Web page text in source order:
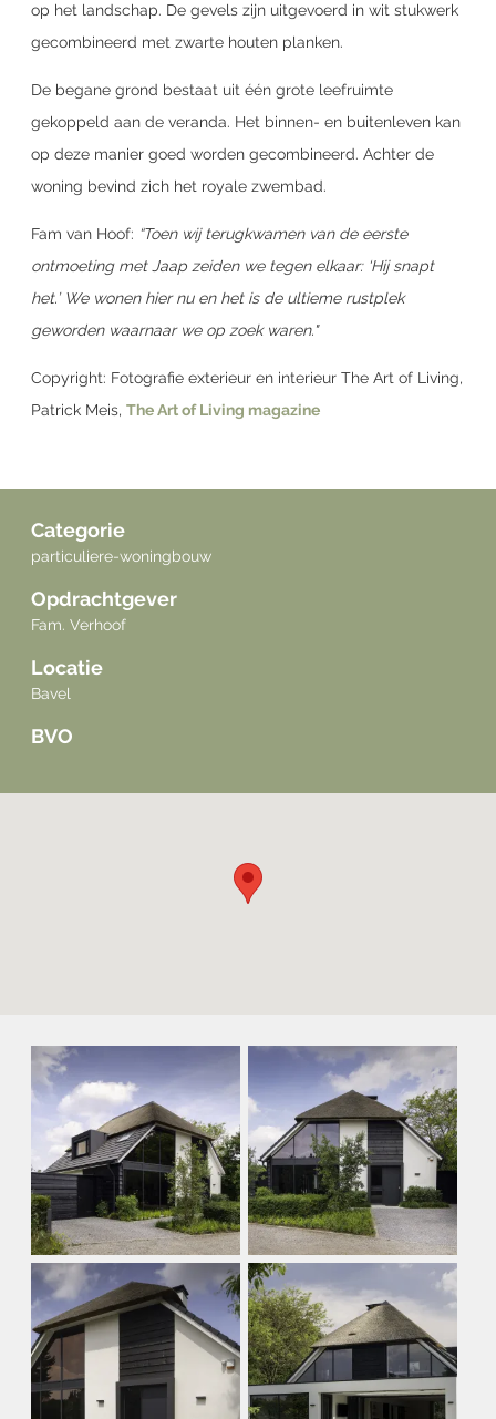
op het landschap. De gevels zijn uitgevoerd in wit stukwerk
gecombineerd met zwarte houten planken.
De begane grond bestaat uit één grote leefruimte
gekoppeld aan de veranda. Het binnen- en buitenleven kan
op deze manier goed worden gecombineerd. Achter de
woning bevind zich het royale zwembad.
Fam van Hoof: “Toen wij terugkwamen van de eerste
ontmoeting met Jaap zeiden we tegen elkaar: ‘Hij snapt
het.’ We wonen hier nu en het is de ultieme rustplek
geworden waarnaar we op zoek waren."
Copyright: Fotografie exterieur en interieur The Art of Living,
Patrick Meis, The Art of Living magazine
Categorie
particuliere-woningbouw
Opdrachtgever
Fam. Verhoof
Locatie
Bavel
BVO